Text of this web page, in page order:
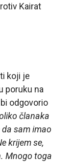
Kairat
koji je
poruku na
odgovorio
članaka
sam imao
krijem se,
Mnogo toga